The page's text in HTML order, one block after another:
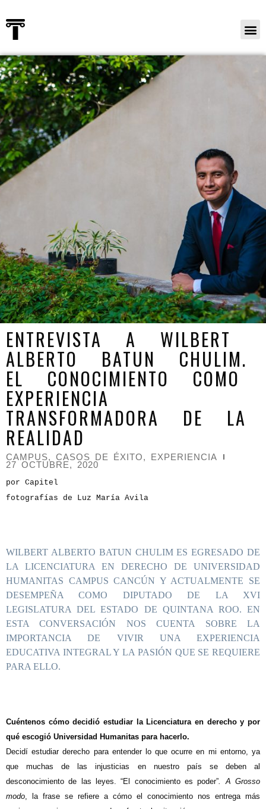
ENTREVISTA A WILBERT
ALBERTO BATUN CHULIM.
EL CONOCIMIENTO COMO
EXPERIENCIA
TRANSFORMADORA DE LA
REALIDAD
CAMPUS, CASOS DE ÉXITO, EXPERIENCIA
27 OCTUBRE, 2020
por Capitel
fotografías de Luz María Avila
WILBERT ALBERTO BATUN CHULIM ES EGRESADO DE
LA LICENCIATURA EN DERECHO DE UNIVERSIDAD
HUMANITAS CAMPUS CANCÚN Y ACTUALMENTE SE
DESEMPEÑA COMO DIPUTADO DE LA XVI
LEGISLATURA DEL ESTADO DE QUINTANA ROO. EN
ESTA CONVERSACIÓN NOS CUENTA SOBRE LA
IMPORTANCIA DE VIVIR UNA EXPERIENCIA
EDUCATIVA INTEGRAL Y LA PASIÓN QUE SE REQUIERE
PARA ELLO.
Cuéntenos cómo decidió estudiar la Licenciatura en derecho y por
qué escogió Universidad Humanitas para hacerlo.
Decidí estudiar derecho para entender lo que ocurre en mi entorno, ya
que muchas de las injusticias en nuestro país se deben al
desconocimiento de las leyes. “El conocimiento es poder”. A Grosso
modo, la frase se refiere a cómo el conocimiento nos entrega más